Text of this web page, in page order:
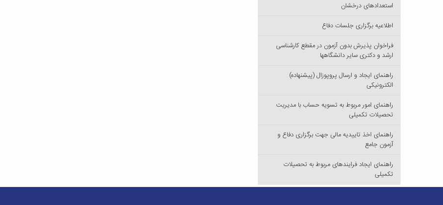
استعدادهای درخشان
اطلاعیه برگزاری جلسات دفاع
فراخوان پذیرش بدون آزمون در مقطع کارشناسی
ارشد و دکتری سایر دانشگاهها
راهنمای ایجاد و ارسال پروپوزال (پیشنهاده)
الکترونیکی
راهنمای امور مربوط به تسویه حساب با مدیریت
تحصیلات تکمیلی
راهنمای اخذ تاییدیه مالی جهت برگزاری دفاع و
آزمون جامع
راهنمای ایجاد فرایندهای مربوط به تحصیلات
تکمیلی